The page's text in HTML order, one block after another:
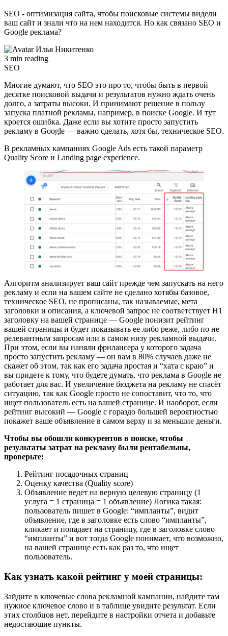
SEO - оптимизация сайта, чтобы поисковые системы видели
ваш сайт и знали что на нем находится. Но как связано SEO и
Google реклама?
Илья Никитенко
3 min reading
SEO
Многие думают, что SEO это про то, чтобы быть в первой
десятке поисковой выдачи и результатов нужно ждать очень
долго, а затраты высоки. И принимают решение в пользу
запуска платной рекламы, например, в поиске Google. И тут
кроется ошибка. Даже если вы хотите просто запустить
рекламу в Google — важно сделать, хотя бы, техническое SEO.
В рекламных кампаниях Google Ads есть такой параметр
Quality Score и Landing page experience.
Алгоритм анализирует ваш сайт прежде чем запускать на него
рекламу и если на вашем сайте не сделано хотябы базовое,
техническое SEO, не прописаны, так называемые, мета
заголовки и описания, а ключевой запрос не соответствует H1
заголовку на вашей странице — Google понизит рейтинг
вашей страницы и будет показывать ее либо реже, либо по не
релевантным запросам или в самом низу рекламной выдачи.
При этом, если вы наняли фрилансера у которого задача
просто запустить рекламу — он вам в 80% случаев даже не
скажет об этом, так как его задача простая и “хата с краю” и
вы придете к тому, что будете думать, что реклама в Google не
работает для вас. И увеличение бюджета на рекламу не спасёт
ситуацию, так как Google просто не сопоставит, что то, что
ищет пользователь есть на вашей странице. И наоборот, если
рейтинг высокий — Google с гораздо большей вероятностью
покажет ваше объявление в самом верху и за меньшие деньги.
Чтобы вы обошли конкурентов в поиске, чтобы
результаты затрат на рекламу были рентабельны,
проверьте:
Рейтинг посадочных страниц
Оценку качества (Quality score)
Объявление ведет на верную целевую страницу (1
услуга = 1 страница = 1 объявление) Логика такая:
пользователь пишет в Google: “импланты”, видит
объявление, где в заголовке есть слово “импланты”,
кликает и попадает на страницу, где в заголовке слово
“импланты” и вот тогда Google понимает, что возможно,
на вашей странице есть как раз то, что ищет
пользователь.
Как узнать какой рейтинг у моей страницы:
Зайдите в ключевые слова рекламной кампании, найдите там
нужное ключевое слово и в таблице увидите результат. Если
этих столбцов нет, перейдите в настройки отчета и добавьте
недостающие пункты.